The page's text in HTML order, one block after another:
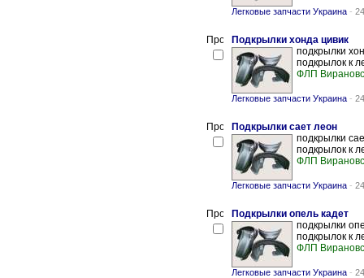
Легковые запчасти Украина -
Подкрылки хонда цивик
подкрылки
подкрылок к
ФЛП
Легковые запчасти Украина -
Подкрылки сает леон
подкрылки
подкрылок к
ФЛП
Легковые запчасти Украина -
Подкрылки опель кадет
подкрылки
подкрылок к
ФЛП
Легковые запчасти Украина -